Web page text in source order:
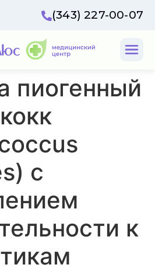
(343) 227-00-07
пиогенный
с
к